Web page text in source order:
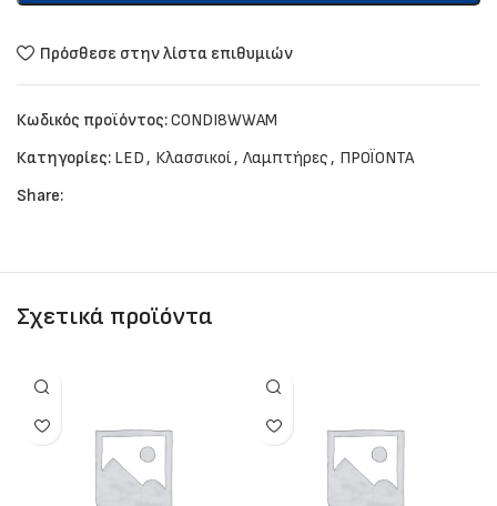
Πρόσθεσε στην λίστα επιθυμιών
Κωδικός προϊόντος:CONDI8WWAM
Κατηγορίες: LED, Κλασσικοί, Λαμπτήρες, ΠΡΟΪΟΝΤΑ
Share:
Σχετικά προϊόντα